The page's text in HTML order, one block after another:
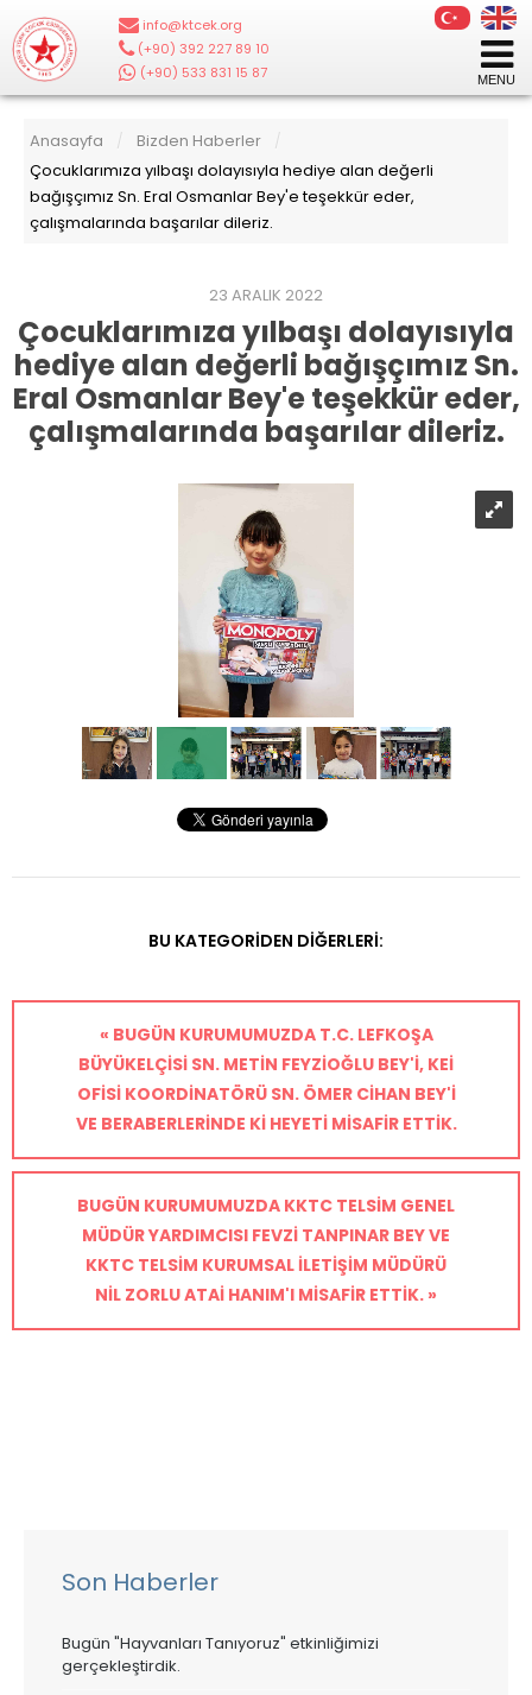
info@ktcek.org
(+90) 392 227 89 10
(+90) 533 831 15 87
Anasayfa / Bizden Haberler /
Çocuklarımıza yılbaşı dolayısıyla hediye alan değerli
bağışçımız Sn. Eral Osmanlar Bey'e teşekkür eder,
çalışmalarında başarılar dileriz.
23 ARALIK 2022
Çocuklarımıza yılbaşı dolayısıyla
hediye alan değerli bağışçımız Sn.
Eral Osmanlar Bey'e teşekkür eder,
çalışmalarında başarılar dileriz.
BU KATEGORIDEN DIĞERLERI:
« BUGÜN KURUMUMUZDA T.C. LEFKOŞA
BÜYÜKELÇISI SN. METIN FEYZIOĞLU BEY'I, KEİ
OFISI KOORDINATÖRÜ SN. ÖMER CIHAN BEY'I
VE BERABERLERINDE KI HEYETI MISAFIR ETTIK.
BUGÜN KURUMUMUZDA KKTC TELSIM GENEL
MÜDÜR YARDIMCISI FEVZI TANPINAR BEY VE
KKTC TELSIM KURUMSAL İLETIŞIM MÜDÜRÜ
NIL ZORLU ATAI HANIM'I MISAFIR ETTIK. »
Son Haberler
Bugün "Hayvanları Tanıyoruz" etkinliğimizi
gerçekleştirdik.